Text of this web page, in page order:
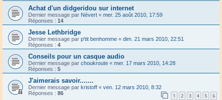
Achat d'un didgeridou sur internet
Dernier message par Névert « mer. 25 août 2010, 17:59
Réponses : 14
Jesse Lethbridge
Dernier message par p'tit benhomme « dim. 21 mars 2010, 22:51
Réponses : 4
Conseils pour un casque audio
Dernier message par choukroute « mer. 17 mars 2010, 14:28
Réponses : 5
J'aimerais savoir.......
Dernier message par kristoff « ven. 12 mars 2010, 8:32
Réponses : 86 1 2 3 4 5 6